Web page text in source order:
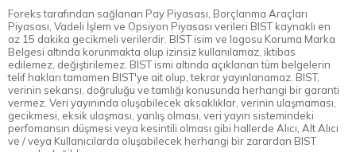
Foreks tarafından sağlanan Pay Piyasası, Borçlanma Araçları
Piyasası, Vadeli İşlem ve Opsiyon Piyasası verileri BIST kaynaklı en
az 15 dakika gecikmeli verilerdir. BIST isim ve logosu Koruma Marka
Belgesi altında korunmakta olup izinsiz kullanılamaz, iktibas
edilemez, değiştirilemez. BIST ismi altında açıklanan tüm belgelerin
telif hakları tamamen BIST'ye ait olup, tekrar yayınlanamaz. BIST,
verinin sekansı, doğruluğu ve tamlığı konusunda herhangi bir garanti
vermez. Veri yayınında oluşabilecek aksaklıklar, verinin ulaşmaması,
gecikmesi, eksik ulaşması, yanlış olması, veri yayın sistemindeki
perfomansın düşmesi veya kesintili olması gibi hallerde Alıcı, Alt Alıcı
ve / veya Kullanıcılarda oluşabilecek herhangi bir zarardan BIST